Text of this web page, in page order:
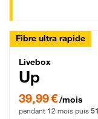
Fibre ultra rapide
Livebox Up
Livebox
Up
39,99 € par mois
39,99 €/mois
pendant 12 mois puis